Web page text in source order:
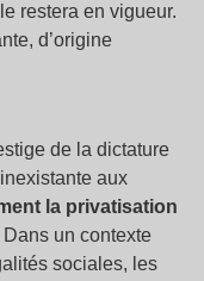
restera en vigueur.
d’origine
de la dictature
aux
la privatisation
Dans un contexte
sociales, les